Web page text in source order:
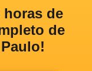
horas de
de